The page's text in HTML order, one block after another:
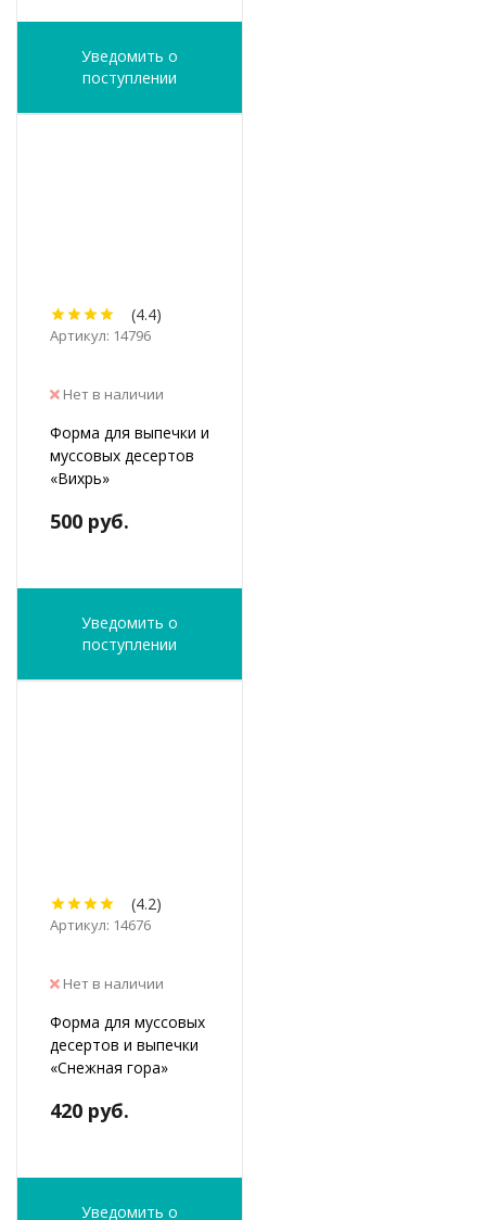
Уведомить о
поступлении
(4.4)
Артикул: 14796
Нет в наличии
Форма для выпечки и
муссовых десертов
«Вихрь»
500 руб.
Уведомить о
поступлении
(4.2)
Артикул: 14676
Нет в наличии
Форма для муссовых
десертов и выпечки
«Снежная гора»
420 руб.
Уведомить о